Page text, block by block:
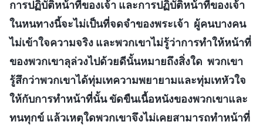
การปฏิบัติหน้าที่ของเจ้า และการปฏิบัติหน้าที่ของเจ้า
ในหนทางนี้จะไม่เป็นที่จดจำของพระเจ้า ผู้คนบางคน
ไม่เข้าใจความจริง และพวกเขาไม่รู้ว่าการทำให้หน้าที่
ของพวกเขาลุล่วงไปด้วยดีนั้นหมายถึงสิ่งใด พวกเขา
รู้สึกว่าพวกเขาได้ทุ่มเทความพยายามและทุ่มเทหัวใจ
ให้กับการทำหน้าที่นั้น ขัดขืนเนื้อหนังของพวกเขาและ
ทนทุกข์ แล้วเหตุใดพวกเขาจึงไม่เคยสามารถทำหน้าที่